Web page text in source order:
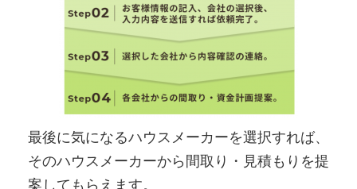
最後に気になるハウスメーカーを選択すれば、
そのハウスメーカーから間取り・見積もりを提
案してもらえます。